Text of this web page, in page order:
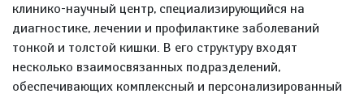
клинико-научный центр, специализирующийся на
диагностике, лечении и профилактике заболеваний
тонкой и толстой кишки. В его структуру входят
несколько взаимосвязанных подразделений,
обеспечивающих комплексный и персонализированный